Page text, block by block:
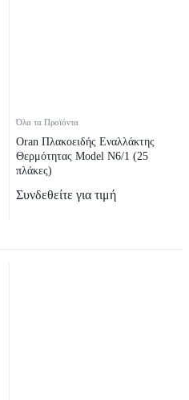
Όλα τα Προϊόντα
Oran Πλακοειδής Εναλλάκτης
Θερμότητας Model N6/1 (25
πλάκες)
Συνδεθείτε για τιμή